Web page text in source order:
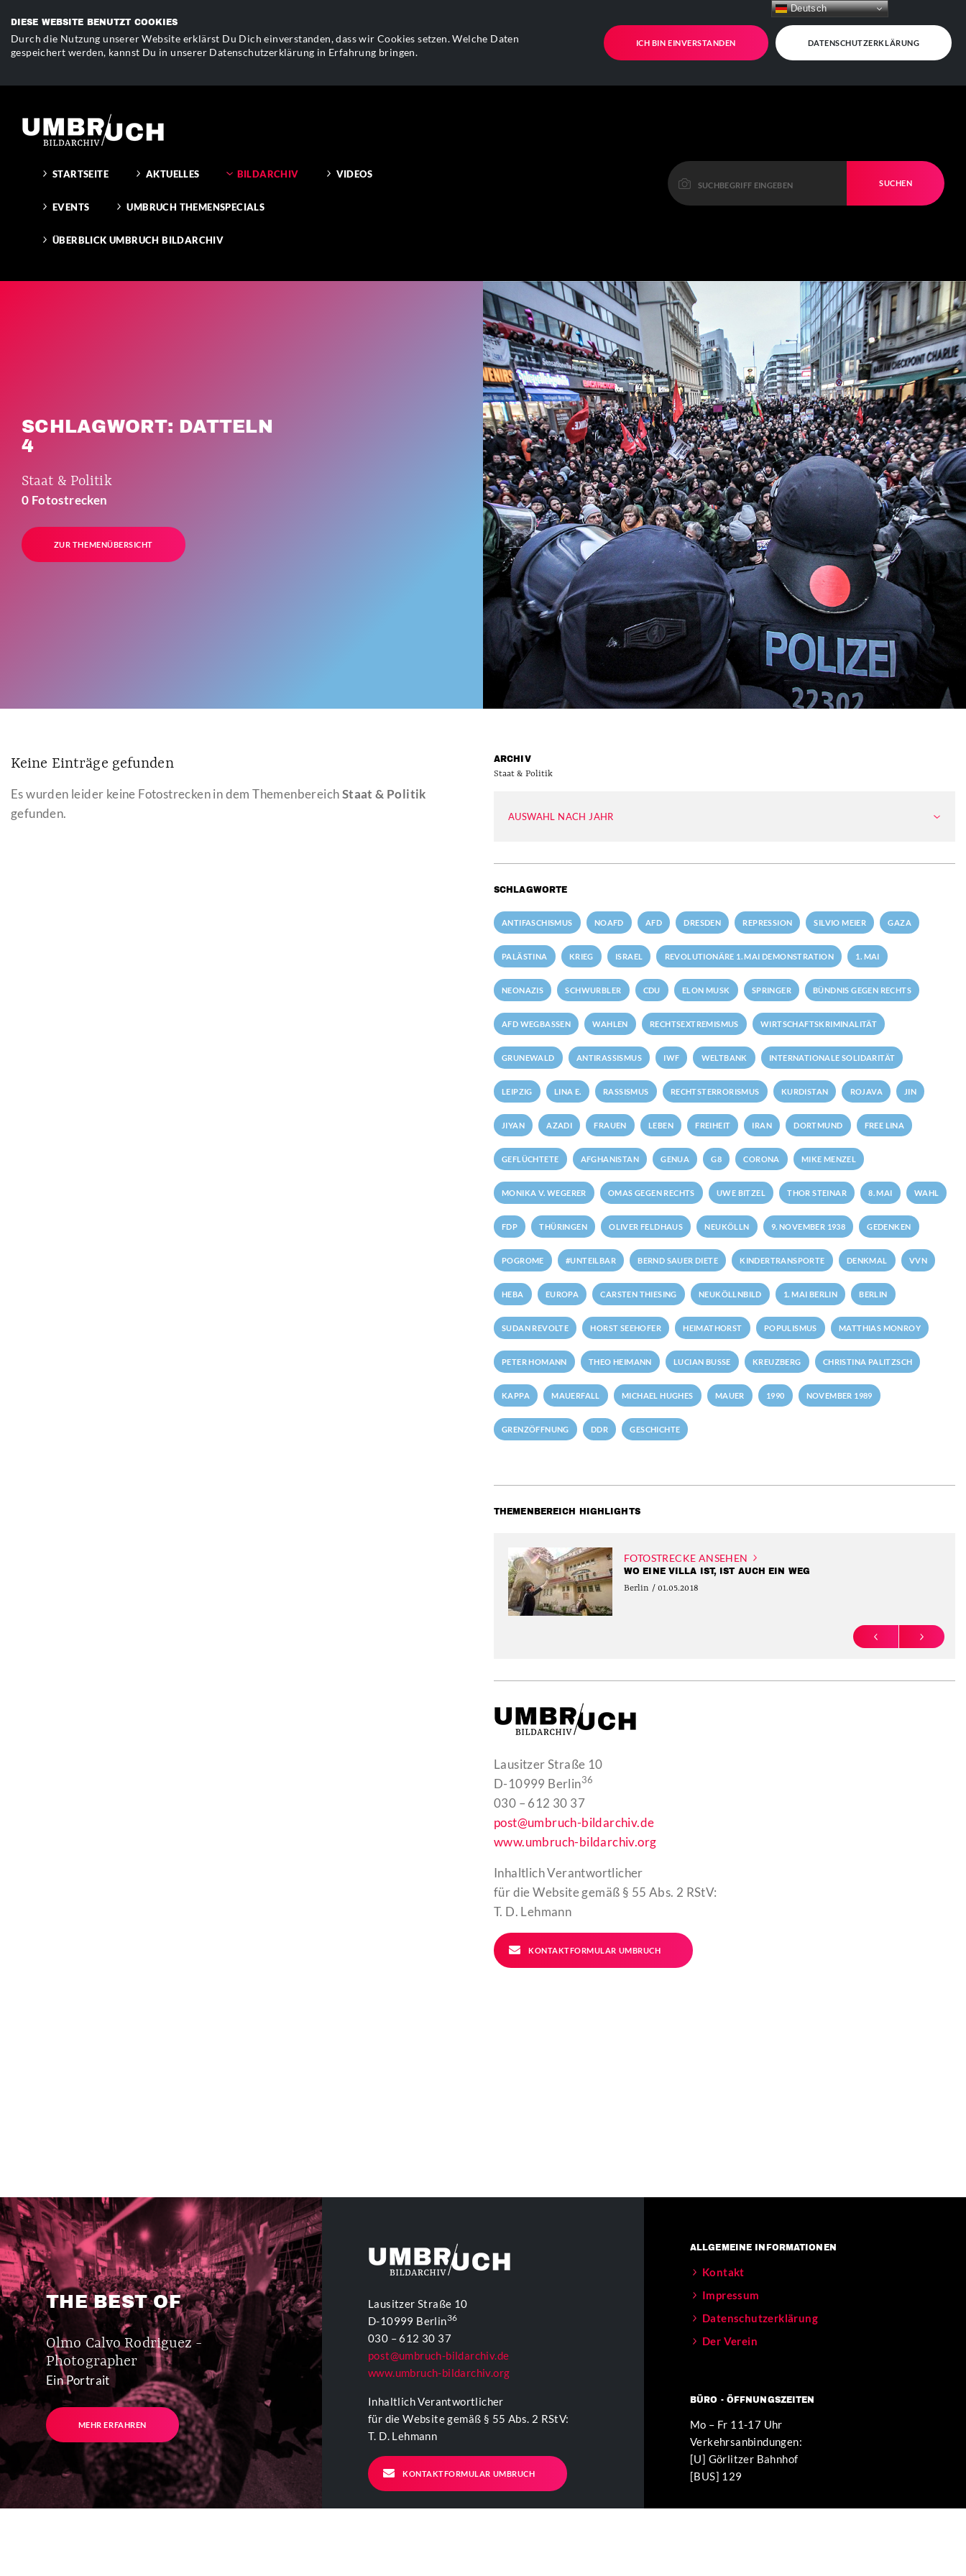
DIESE WEBSITE BENUTZT COOKIES
Durch die Nutzung unserer Website erklärst Du Dich einverstanden, dass wir Cookies setzen. Welche Daten
gespeichert werden, kannst Du in unserer Datenschutzerklärung in Erfahrung bringen.
ICH BIN EINVERSTANDEN DATENSCHUTZERKLÄRUNG
STARTSEITE AKTUELLES BILDARCHIV VIDEOS
EVENTS UMBRUCH THEMENSPECIALS
ÜBERBLICK UMBRUCH BILDARCHIV
SUCHEN
SCHLAGWORT: DATTELN
4
Staat & Politik
0 Fotostrecken
ZUR THEMENÜBERSICHT
Keine Einträge gefunden
Es wurden leider keine Fotostrecken in dem ThemenbereichStaat & Politik
gefunden.
ARCHIV
Staat & Politik
AUSWAHL NACH JAHR
SCHLAGWORTE
ANTIFASCHISMUS NOAFD AFD DRESDEN REPRESSION SILVIO MEIER GAZA
PALÄSTINA KRIEG ISRAEL REVOLUTIONÄRE 1. MAI DEMONSTRATION 1. MAI
NEONAZIS SCHWURBLER CDU ELON MUSK SPRINGER BÜNDNIS GEGEN RECHTS
AFD WEGBASSEN WAHLEN RECHTSEXTREMISMUS WIRTSCHAFTSKRIMINALITÄT
GRUNEWALD ANTIRASSISMUS IWF WELTBANK INTERNATIONALE SOLIDARITÄT
LEIPZIG LINA E. RASSISMUS RECHTSTERRORISMUS KURDISTAN ROJAVA JIN
JIYAN AZADI FRAUEN LEBEN FREIHEIT IRAN DORTMUND FREE LINA
GEFLÜCHTETE AFGHANISTAN GENUA G8 CORONA MIKE MENZEL
MONIKA V. WEGERER OMAS GEGEN RECHTS UWE BITZEL THOR STEINAR 8. MAI WAHL
FDP THÜRINGEN OLIVER FELDHAUS NEUKÖLLN 9. NOVEMBER 1938 GEDENKEN
POGROME #UNTEILBAR BERND SAUER DIETE KINDERTRANSPORTE DENKMAL VVN
HEBA EUROPA CARSTEN THIESING NEUKÖLLNBILD 1. MAI BERLIN BERLIN
SUDAN REVOLTE HORST SEEHOFER HEIMATHORST POPULISMUS MATTHIAS MONROY
PETER HOMANN THEO HEIMANN LUCIAN BUSSE KREUZBERG CHRISTINA PALITZSCH
KAPPA MAUERFALL MICHAEL HUGHES MAUER 1990 NOVEMBER 1989
GRENZÖFFNUNG DDR GESCHICHTE
THEMENBEREICH HIGHLIGHTS
FOTOSTRECKE ANSEHEN
WO EINE VILLA IST, IST AUCH EIN WEG
Berlin / 01.05.2018
PREVIOUS NEXT
Lausitzer Straße 10
D-10999 Berlin36
030 – 612 30 37
post@umbruch-bildarchiv.de
www.umbruch-bildarchiv.org
Inhaltlich Verantwortlicher
für die Website gemäß § 55 Abs. 2 RStV:
T. D. Lehmann
KONTAKTFORMULAR UMBRUCH
THE BEST OF
Olmo Calvo Rodriguez -
Photographer
Ein Portrait
MEHR ERFAHREN
Lausitzer Straße 10
D-10999 Berlin36
030 – 612 30 37
post@umbruch-bildarchiv.de
www.umbruch-bildarchiv.org
Inhaltlich Verantwortlicher
für die Website gemäß § 55 Abs. 2 RStV:
T. D. Lehmann
KONTAKTFORMULAR UMBRUCH
ALLGEMEINE INFORMATIONEN
Kontakt
Impressum
Datenschutzerklärung
Der Verein
BÜRO - ÖFFNUNGSZEITEN
Mo – Fr 11-17 Uhr
Verkehrsanbindungen:
[U] Görlitzer Bahnhof
[BUS] 129
Deutsch